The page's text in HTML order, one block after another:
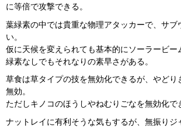
に等倍で攻撃できる。
葉緑素の中では貴重な物理アタッカーで、サブ
い。
仮に天候を変えられても基本的にソーラービー
緑素なしでもそれなりの素早さがある。
草食は草タイプの技を無効化できるが、やどり
無効。
ただしキノコのほうしやねむりごなを無効化で
ナットレイに有利そうな気もするが、無振りジ